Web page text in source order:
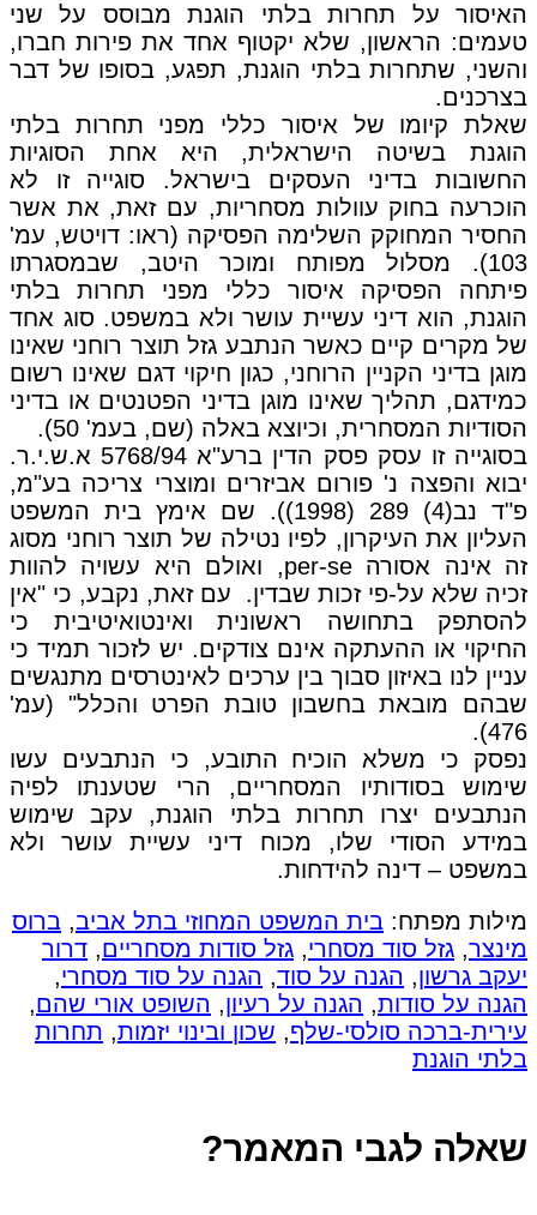
האיסור על תחרות בלתי הוגנת מבוסס על שני
טעמים: הראשון, שלא יקטוף אחד את פירות חברו,
והשני, שתחרות בלתי הוגנת, תפגע, בסופו של דבר
בצרכנים.
שאלת קיומו של איסור כללי מפני תחרות בלתי
הוגנת בשיטה הישראלית, היא אחת הסוגיות
החשובות בדיני העסקים בישראל. סוגייה זו לא
הוכרעה בחוק עוולות מסחריות, עם זאת, את אשר
החסיר המחוקק השלימה הפסיקה (ראו: דויטש, עמ'
103). מסלול מפותח ומוכר היטב, שבמסגרתו
פיתחה הפסיקה איסור כללי מפני תחרות בלתי
הוגנת, הוא דיני עשיית עושר ולא במשפט. סוג אחד
של מקרים קיים כאשר הנתבע גזל תוצר רוחני שאינו
מוגן בדיני הקניין הרוחני, כגון חיקוי דגם שאינו רשום
כמידגם, תהליך שאינו מוגן בדיני הפטנטים או בדיני
הסודיות המסחרית, וכיוצא באלה (שם, בעמ' 50).
בסוגייה זו עסק פסק הדין ברע"א 5768/94 א.ש.י.ר.
יבוא והפצה נ' פורום אביזרים ומוצרי צריכה בע"מ,
פ"ד נב(4) 289 (1998)). שם אימץ בית המשפט
העליון את העיקרון, לפיו נטילה של תוצר רוחני מסוג
זה אינה אסורה per-se, ואולם היא עשויה להוות
זכיה שלא על-פי זכות שבדין. עם זאת, נקבע, כי "אין
להסתפק בתחושה ראשונית ואינטואיטיבית כי
החיקוי או ההעתקה אינם צודקים. יש לזכור תמיד כי
עניין לנו באיזון סבוך בין ערכים לאינטרסים מתנגשים
שבהם מובאת בחשבון טובת הפרט והכלל" (עמ'
476).
נפסק כי משלא הוכיח התובע, כי הנתבעים עשו
שימוש בסודותיו המסחריים, הרי שטענתו לפיה
הנתבעים יצרו תחרות בלתי הוגנת, עקב שימוש
במידע הסודי שלו, מכוח דיני עשיית עושר ולא
במשפט – דינה להידחות.
מילות מפתח: בית המשפט המחוזי בתל אביב, ברוס
מינצר, גזל סוד מסחרי, גזל סודות מסחריים, דרור
יעקב גרשון, הגנה על סוד, הגנה על סוד מסחרי,
הגנה על סודות, הגנה על רעיון, השופט אורי שהם,
עירית-ברכה סולסי-שלף, שכון ובינוי יזמות, תחרות
בלתי הוגנת
שאלה לגבי המאמר?